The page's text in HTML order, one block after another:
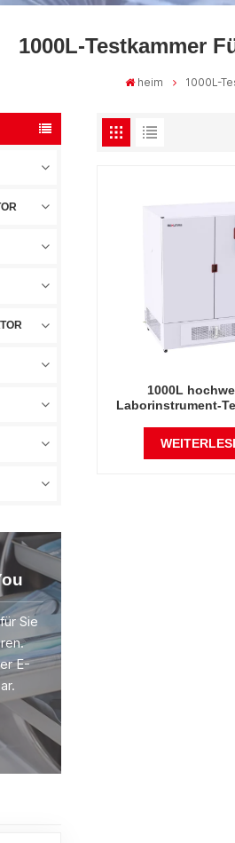
1000L-Testkammer
heim 1000L-
Sie
E-
1000L
Laborinstrument-